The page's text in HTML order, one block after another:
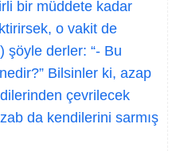
bir müddete kadar
o vakit de
şöyle derler: “- Bu
Bilsinler ki, azap
çevrilecek
da kendilerini sarmış